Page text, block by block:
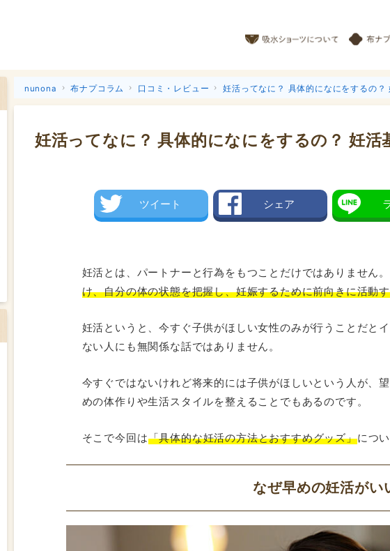
nunona 布ナプコラム 口コミ・レビュー 妊活ってなに？ 具体的になにをするの？
妊活ってなに？ 具体的になにをするの？ 妊活
ツイート シェア
妊活とは、パートナーと行為をもつことだけではありません。
け、自分の体の状態を把握し、妊娠するために前向きに活動
妊活というと、今すぐ子供がほしい女性のみが行うことだと
ない人にも無関係な話ではありません。
今すぐではないけれど将来的には子供がほしいという人が、
めの体作りや生活スタイルを整えることでもあるのです。
そこで今回は「具体的な妊活の方法とおすすめグッズ」につ
なぜ早めの妊活がい